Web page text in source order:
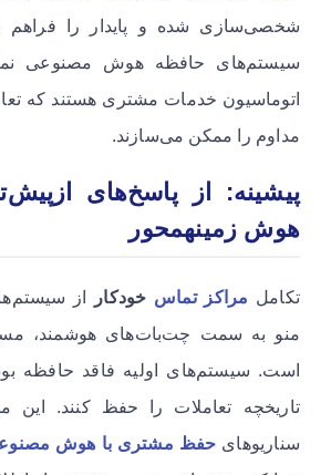
شخصی‌سازی شده و پایدار را فراهم
سیستم‌های حافظه هوش مصنوعی
اتوماسیون خدمات مشتری هستند که
مداوم را ممکن می‌سازند.
پیشینه: از پاسخ‌های
هوش زمینهمحور
تکامل مراکز تماس خودکار
از
منو به سمت چت‌بات‌های هوشمند،
است. سیستم‌های اولیه فاقد حافظه
تاریخچه تعاملات را حفظ کنند. این
سناریوهای حفظ مشتری با هوش